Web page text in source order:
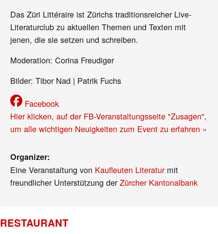
Das Züri Littéraire ist Zürichs traditionsreicher Live-
Literaturclub zu aktuellen Themen und Texten mit
jenen, die sie setzen und schreiben.
Moderation: Corina Freudiger
Bilder: Tibor Nad | Patrik Fuchs
Facebook
Hier klicken, auf der FB-Veranstaltungsseite "Zusagen",
um alle wichtigen Neuigkeiten zum Event zu erfahren »
Organizer:
Eine Veranstaltung von Kaufleuten Literaturmit
freundlicher Unterstützung derZürcher Kantonalbank
RESTAURANT